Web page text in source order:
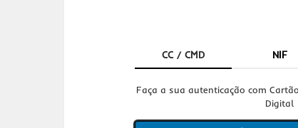
CC / CMD NIF
Faça a sua autenticação com
Digital